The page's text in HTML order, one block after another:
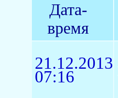
Дата-
время
21.12.2013
07:16